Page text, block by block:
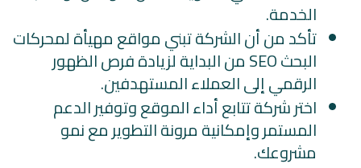
الخدمة.
تأكد من أن الشركة تبني مواقع مهيأة لمحركات
البحث SEO من البداية لزيادة فرص الظهور
الرقمي إلى العملاء المستهدفين.
اختر شركة تتابع أداء الموقع وتوفير الدعم
المستمر وإمكانية مرونة التطوير مع نمو
مشروعك.